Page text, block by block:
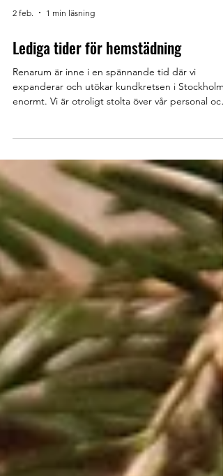
2 feb. 1 min läsning
Lediga tider för hemstädning
Renarum är inne i en spännande tid där vi
hemstädning är vi noga med att personalens
värderingar stämmer överens med våra. Vår
personal behöver vara: noggrann flexibel ha gott
kundbemötande förstå vikten av detaljer och att
"göra det lilla extra" Läs gärna om vanliga frågor
här . Boka gärna en tid hos oss! Provstädning 149
kr/ti